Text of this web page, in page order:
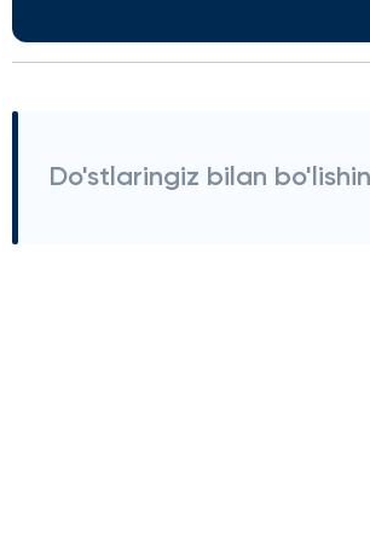
Do'stlaringiz bilan